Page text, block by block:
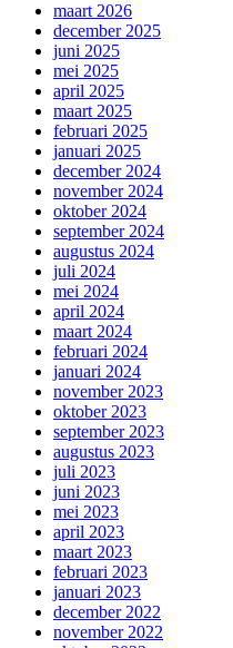
maart 2026
december 2025
juni 2025
mei 2025
april 2025
maart 2025
februari 2025
januari 2025
december 2024
november 2024
oktober 2024
september 2024
augustus 2024
juli 2024
mei 2024
april 2024
maart 2024
februari 2024
januari 2024
november 2023
oktober 2023
september 2023
augustus 2023
juli 2023
juni 2023
mei 2023
april 2023
maart 2023
februari 2023
januari 2023
december 2022
november 2022